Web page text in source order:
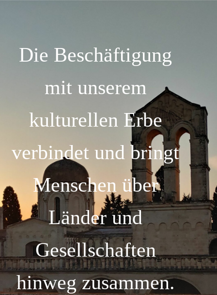
Die Beschäftigung
mit unserem
kulturellen Erbe
verbindet und bringt
Menschen über
Länder und
Gesellschaften
hinweg zusammen.